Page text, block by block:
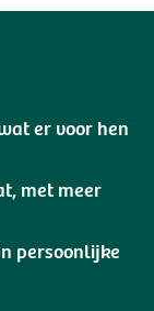
er voor hen
met meer
persoonlijke